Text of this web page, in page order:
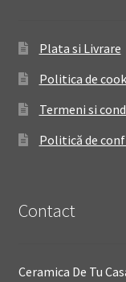
Plata si Livrare
Politica de
Termeni si
Politică de
Contact
Ceramica De Tu